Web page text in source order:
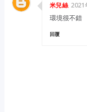
米兒絲 2021
環境很不錯
回覆